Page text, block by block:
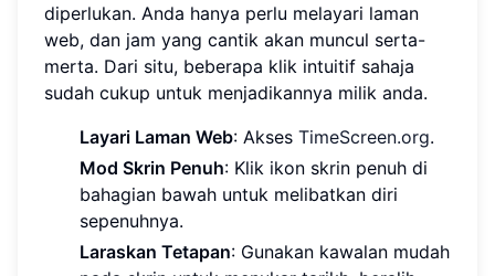
diperlukan. Anda hanya perlu melayari laman
web, dan jam yang cantik akan muncul serta-
merta. Dari situ, beberapa klik intuitif sahaja
sudah cukup untuk menjadikannya milik anda.
Layari Laman Web: Akses TimeScreen.org.
Mod Skrin Penuh: Klik ikon skrin penuh di
bahagian bawah untuk melibatkan diri
sepenuhnya.
Laraskan Tetapan: Gunakan kawalan mudah